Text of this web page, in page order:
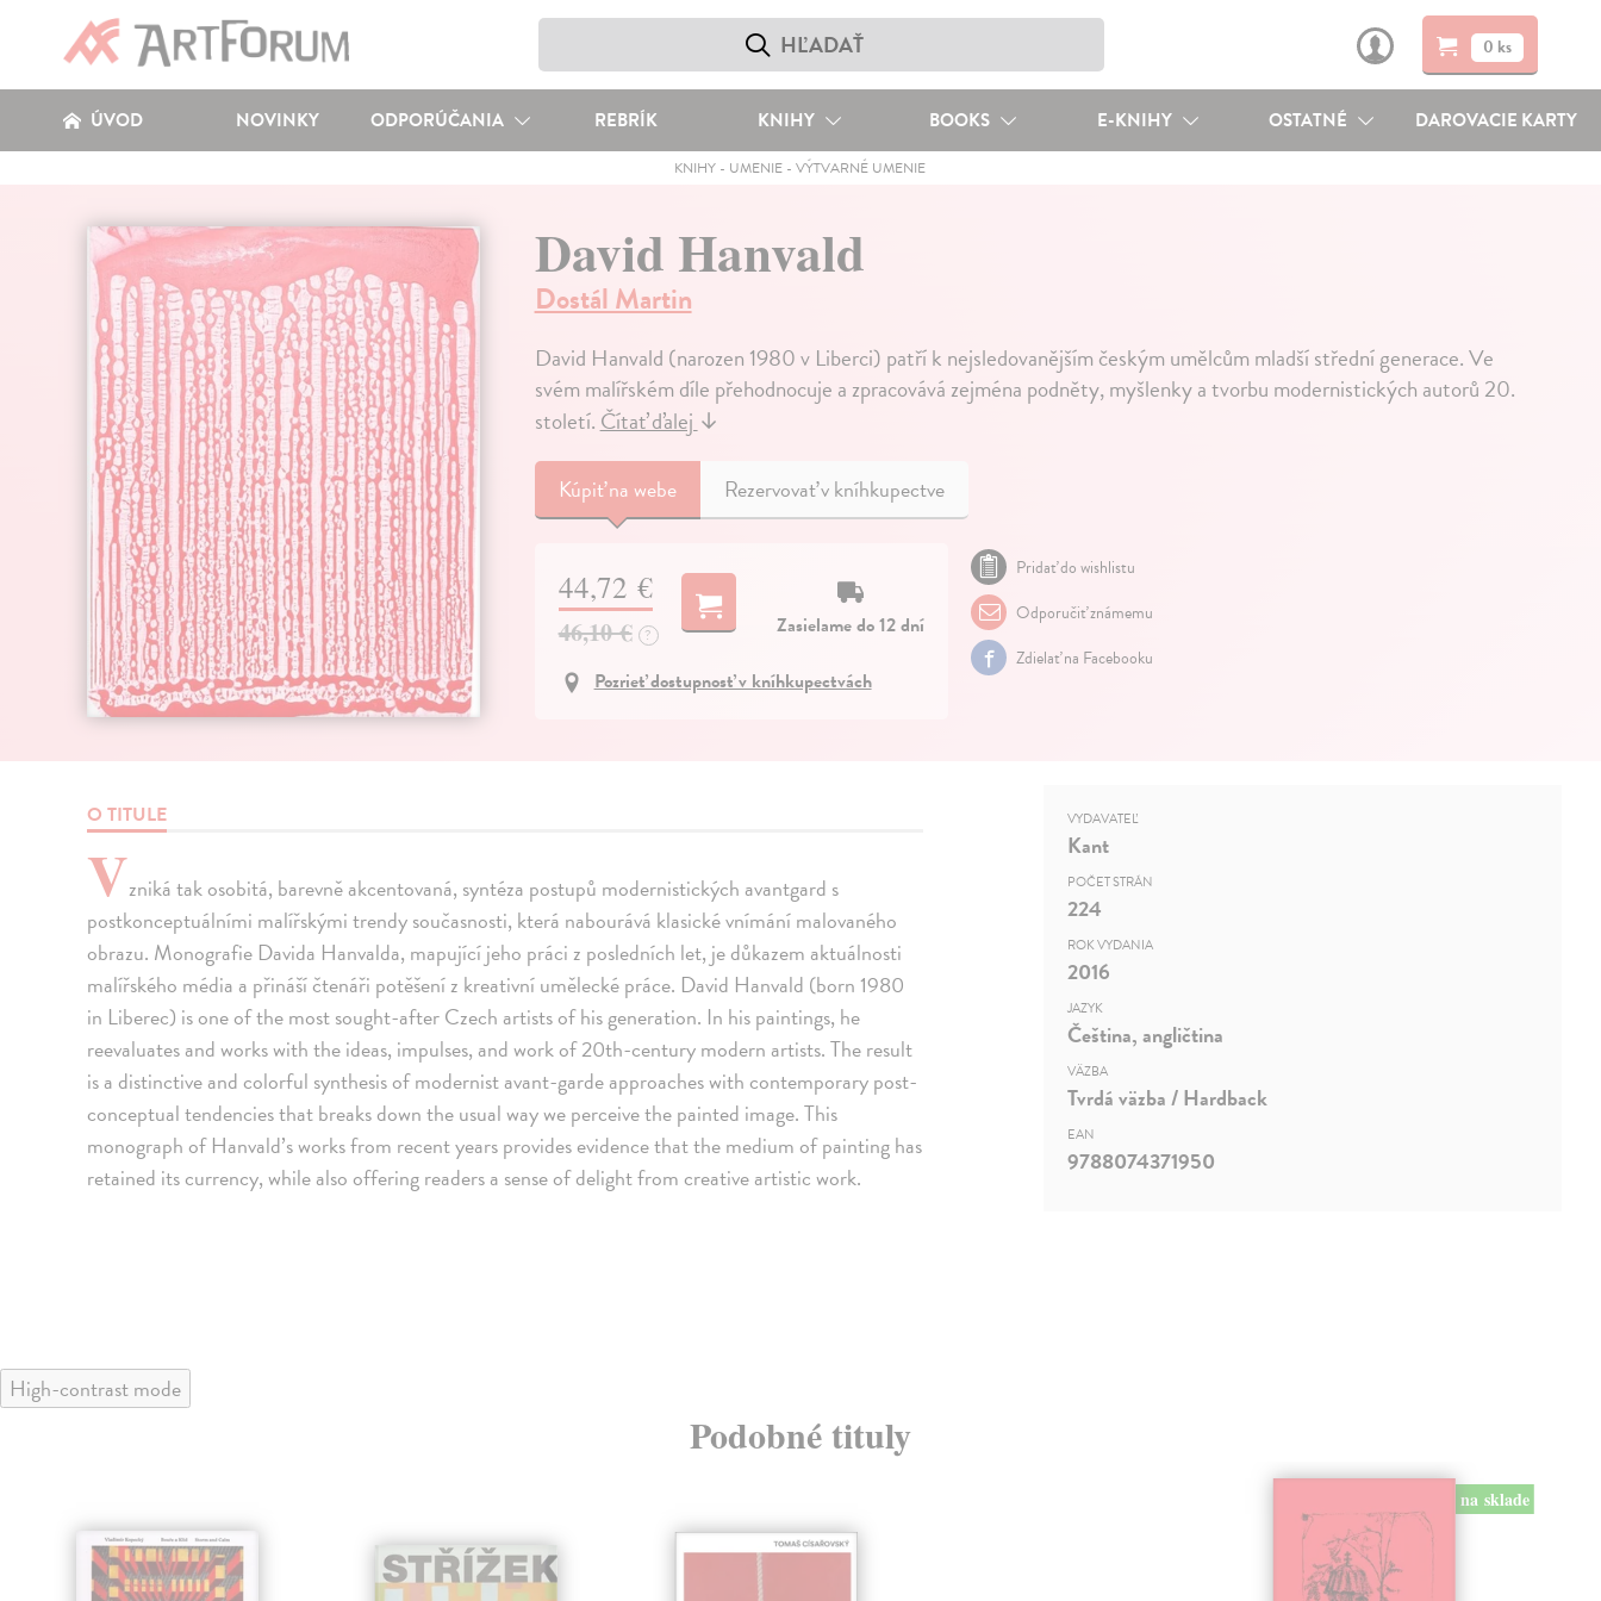
0 ks
ÚVOD NOVINKY ODPORÚČANIA REBRÍK KNIHY BOOKS E-KNIHY OSTATNÉ DAROVACIE KARTY
KNIHY - UMENIE -VÝTVARNÉ UMENIE
David Hanvald
Dostál Martin
David Hanvald (narozen 1980 v Liberci) patří k nejsledovanějším českým umělcům mladší střední generace. Ve
svém malířském díle přehodnocuje a zpracovává zejména podněty, myšlenky a tvorbu modernistických autorů 20.
století.Čítať ďalej↓
Kúpiťna webe Rezervovať v kníhkupectve
44,72 €
46,10 € ?
Zasielame do 12 dní
Pozrieť dostupnosť v kníhkupectvách
Pridať do wishlistu
Odporučiť známemu
Zdielať na Facebooku
O TITULE
Vzniká tak osobitá, barevně akcentovaná, syntéza postupů modernistických avantgard s
postkonceptuálními malířskými trendy současnosti, která nabourává klasické vnímání malovaného
obrazu. Monografie Davida Hanvalda, mapující jeho práci z posledních let, je důkazem aktuálnosti
malířského média a přináší čtenáři potěšení z kreativní umělecké práce. David Hanvald (born 1980
in Liberec) is one of the most sought-after Czech artists of his generation. In his paintings, he
reevaluates and works with the ideas, impulses, and work of 20th-century modern artists. The result
is a distinctive and colorful synthesis of modernist avant-garde approaches with contemporary post-
conceptual tendencies that breaks down the usual way we perceive the painted image. This
monograph of Hanvald’s works from recent years provides evidence that the medium of painting has
retained its currency, while also offering readers a sense of delight from creative artistic work.
VYDAVATEĽ
Kant
POČET STRÁN
224
ROK VYDANIA
2016
JAZYK
Čeština, angličtina
VÄZBA
Tvrdá väzba / Hardback
EAN
9788074371950
High-contrast mode
Podobné tituly
na sklade